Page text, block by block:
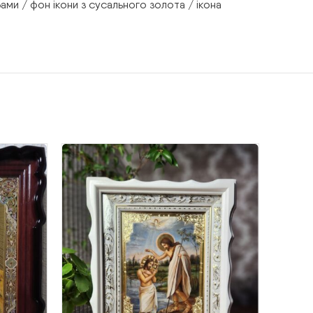
/ фон ікони з сусального золота / ікона